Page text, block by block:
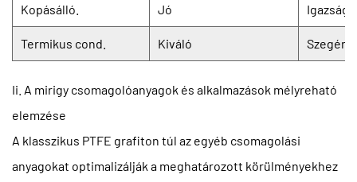
Kopásálló. Jó
Termikus cond. Kiváló Szegény
Ii. A mirigy csomagolóanyagok és alkalmazások mélyreható
elemzése
A klasszikus PTFE grafiton túl az egyéb csomagolási
anyagokat optimalizálják a meghatározott körülményekhez